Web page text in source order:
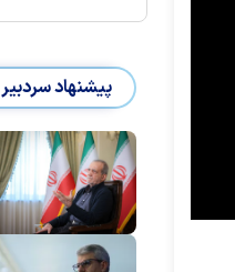
پیشنهاد سردبیر